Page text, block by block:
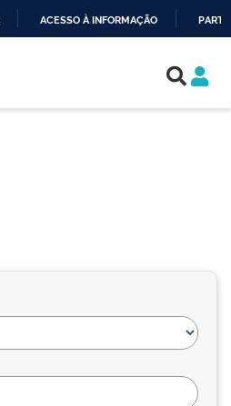
ACESSO À INFORMAÇÃO